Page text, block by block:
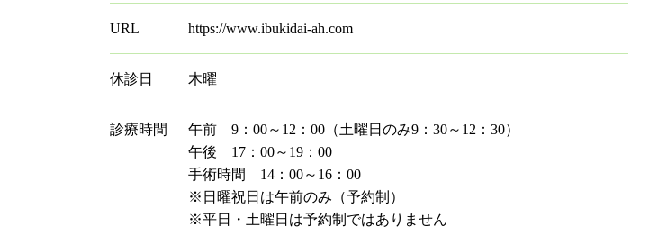
URL https://www.ibukidai-ah.com
休診日 木曜
診療時間
午前 9：00～12：00（土曜日のみ9：30～12：30）
午後 17：00～19：00
手術時間 14：00～16：00
※日曜祝日は午前のみ（予約制）
※平日・土曜日は予約制ではありません